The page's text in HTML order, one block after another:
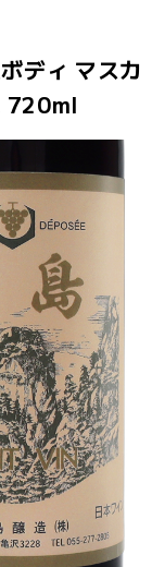
ディ マスカ
720ml